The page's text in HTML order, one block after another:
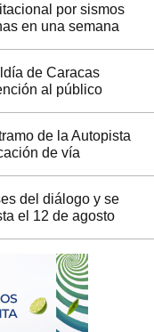
por sismos
en una semana
de Caracas
al público
de la Autopista
de vía
del diálogo y se
el 12 de agosto